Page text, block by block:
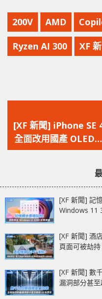
200V AMD
Ryzen AI 300 XF
一
篇
文
[XF 新聞] iPhone SE
全面改用國產 OLED
Apple 終結與日本兩
[XF 新聞] 記
Windows 11
[XF 新聞] 酒
頁面可被劫
[XF 新聞] 數
漏洞部分甚